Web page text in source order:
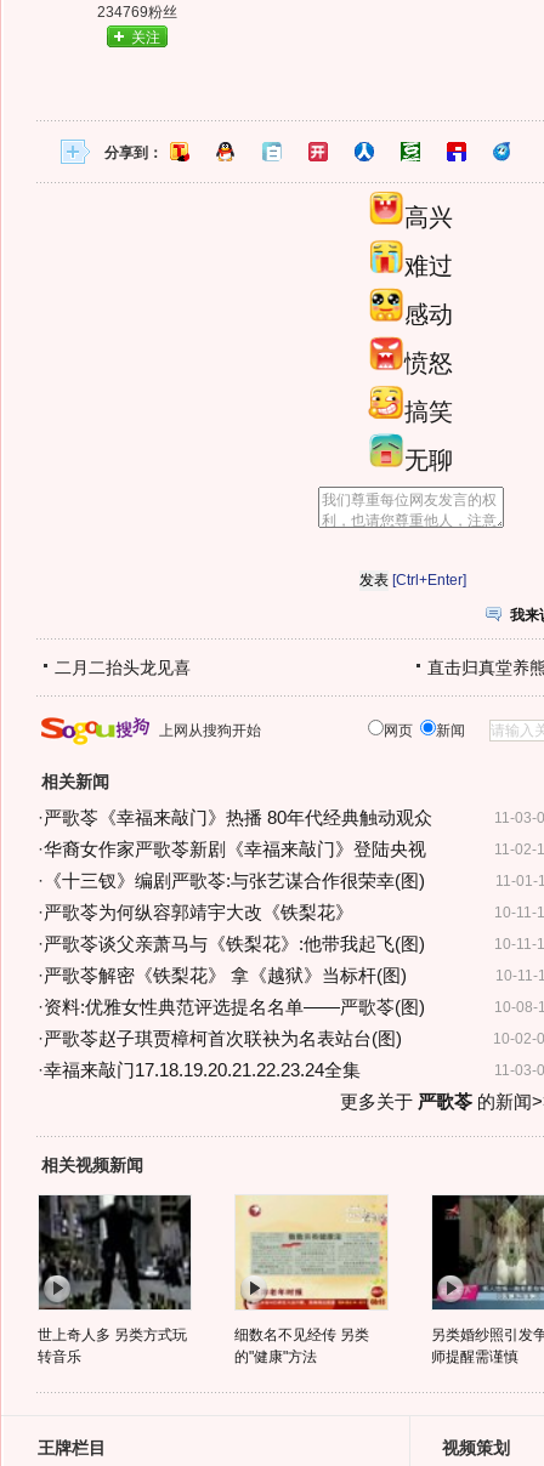
234769粉丝
关注
分享到：
高兴
难过
感动
愤怒
搞笑
无聊
[Ctrl+Enter]
我来
二月二抬头龙见喜 直击归真堂养
上网从搜狗开始 网页 新闻
相关新闻
11-03-
·严歌苓《幸福来敲门》热播 80年代经典触动观众
11-02-
·华裔女作家严歌苓新剧《幸福来敲门》登陆央视
11-01-
· 《十三钗》编剧严歌苓:与张艺谋合作很荣幸(图)
10-11-
·严歌苓为何纵容郭靖宇大改《铁梨花》
10-11-
·严歌苓谈父亲萧马与《铁梨花》:他带我起飞(图)
10-11-
·严歌苓解密《铁梨花》 拿《越狱》当标杆(图)
10-08-
·资料:优雅女性典范评选提名名单——严歌苓(图)
10-02-
·严歌苓赵子琪贾樟柯首次联袂为名表站台(图)
11-03-
·幸福来敲门17.18.19.20.21.22.23.24全集
更多关于 严歌苓的新闻
相关视频新闻
世上奇人多 另类方式玩
转音乐
细数名不见经传 另类
的"健康"方法
另类婚纱照引发
师提醒需谨慎
王牌栏目 视频策划